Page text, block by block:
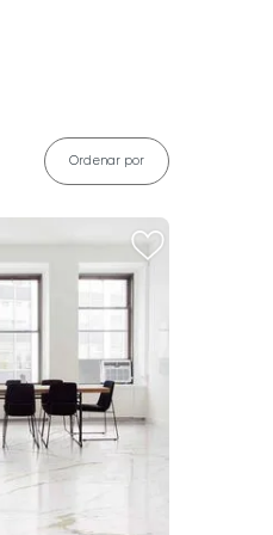
Ordenar por